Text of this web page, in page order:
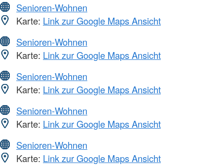
Senioren-Wohnen
Karte: Link zur Google Maps Ansicht
Senioren-Wohnen
Karte: Link zur Google Maps Ansicht
Senioren-Wohnen
Karte: Link zur Google Maps Ansicht
Senioren-Wohnen
Karte: Link zur Google Maps Ansicht
Senioren-Wohnen
Karte: Link zur Google Maps Ansicht